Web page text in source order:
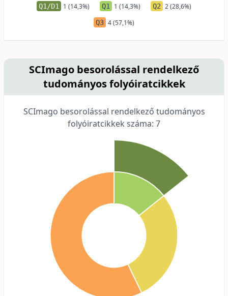
Q1/D1 1 (14,3%) Q1 1 (14,3%) Q2 2 (28,6%)
Q3 4 (57,1%)
SCImago besorolással rendelkező
tudományos folyóiratcikkek
SCImago besorolással rendelkező tudományos
folyóiratcikkek száma: 7